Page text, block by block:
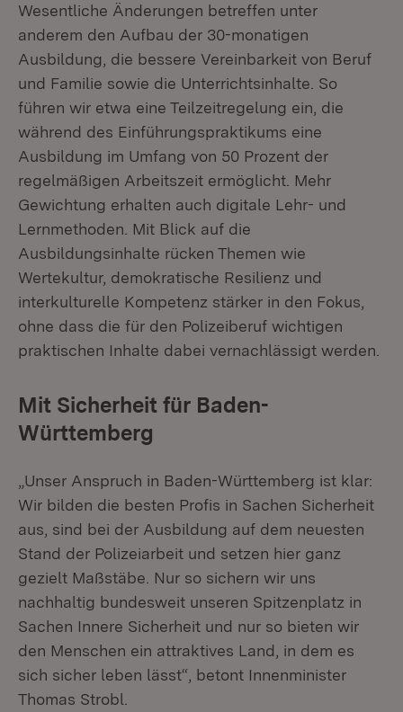
Wesentliche Änderungen betreffen unter
anderem den Aufbau der 30-monatigen
Ausbildung, die bessere Vereinbarkeit von Beruf
und Familie sowie die Unterrichtsinhalte. So
führen wir etwa eine Teilzeitregelung ein, die
während des Einführungspraktikums eine
Ausbildung im Umfang von 50 Prozent der
regelmäßigen Arbeitszeit ermöglicht. Mehr
Gewichtung erhalten auch digitale Lehr- und
Lernmethoden. Mit Blick auf die
Ausbildungsinhalte rücken Themen wie
Wertekultur, demokratische Resilienz und
interkulturelle Kompetenz stärker in den Fokus,
ohne dass die für den Polizeiberuf wichtigen
praktischen Inhalte dabei vernachlässigt werden.
Mit Sicherheit für Baden-
Württemberg
„Unser Anspruch in Baden-Württemberg ist klar:
Wir bilden die besten Profis in Sachen Sicherheit
aus, sind bei der Ausbildung auf dem neuesten
Stand der Polizeiarbeit und setzen hier ganz
gezielt Maßstäbe. Nur so sichern wir uns
nachhaltig bundesweit unseren Spitzenplatz in
Sachen Innere Sicherheit und nur so bieten wir
den Menschen ein attraktives Land, in dem es
sich sicher leben lässt“, betont Innenminister
Thomas Strobl.